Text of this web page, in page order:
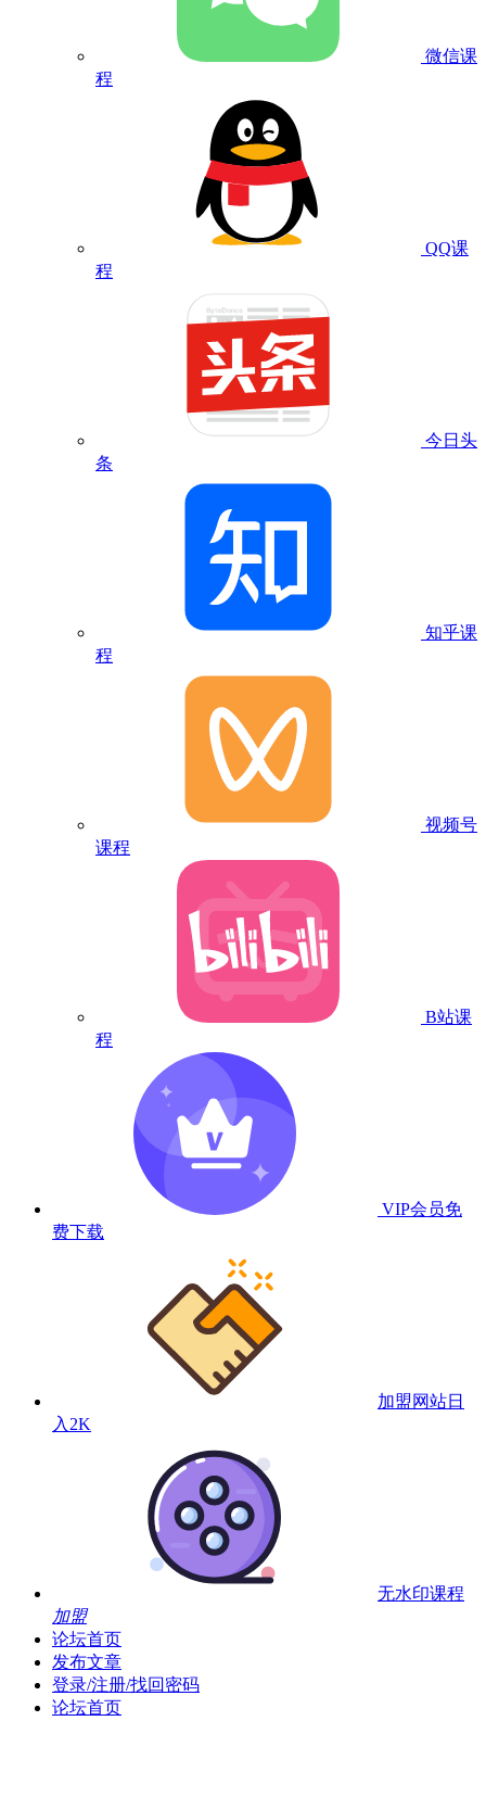
微信课
程
QQ课
程
今日头
条
知乎课
程
视频号
课程
B站课
程
VIP会员免
费下载
加盟网站日
入2K
无水印课程
加盟
论坛首页
发布文章
登录/注册/找回密码
论坛首页